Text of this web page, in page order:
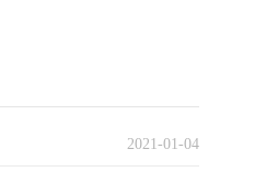
2021-01-04